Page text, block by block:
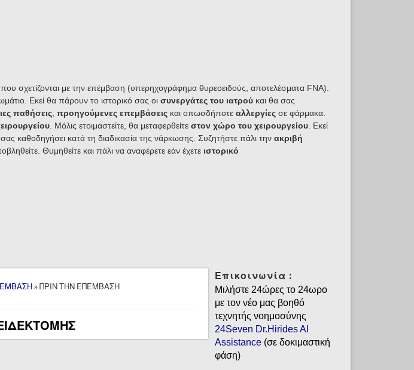
που σχετίζονται με την επέμβαση (υπερηχογράφημα θυρεοειδούς, αποτελέσματα FNA).
Εκεί θα πάρουν το ιστορικό σας οι συνεργάτες του ιατρούκαι θα σας
παθήσεις, προηγούμενες επεμβάσειςκαι οπωσδήποτε αλλεργίεςσε φάρμακα.
. Μόλις ετοιμαστείτε, θα μεταφερθείτε στον χώρο του χειρουργείου. Εκεί
καθοδηγήσει κατά τη διαδικασία της νάρκωσης. Συζητήστε πάλι την ακριβή
Θυμηθείτε και πάλι να αναφέρετε εάν έχετε ιστορικό
» ΠΡΙΝ ΤΗΝ ΕΠΕΜΒΑΣΗ
Επικοινωνία :
Μιλήστε 24ώρες το 24ωρο
με τον νέο μας βοηθό
τεχνητής νοημοσύνης
24Seven Dr.Hirides AI
Assistance(σε δοκιμαστική
φάση)